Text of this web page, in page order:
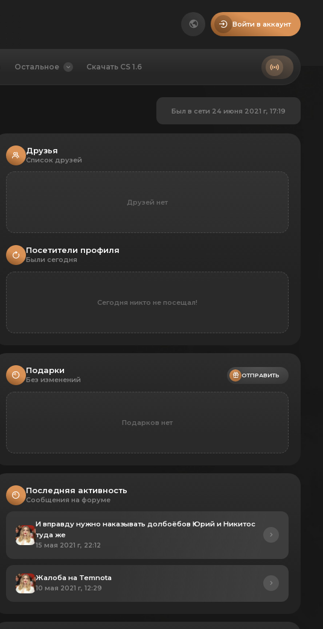
Войти в аккаунт
Остальное Скачать CS 1.6
Был в сети 24 июня 2021 г, 17:19
Друзья
Список друзей
Друзей нет
Посетители профиля
Были сегодня
Сегодня никто не посещал!
Подарки
Без изменений
ОТПРАВИТЬ
Подарков нет
Последняя активность
Сообщения на форуме
И вправду нужно наказывать долбоёбов Юрий и Никитос
туда же
15 мая 2021 г, 22:12
Жалоба на Temnota
10 мая 2021 г, 12:29